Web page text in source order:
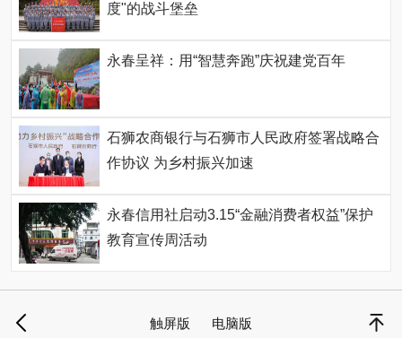
度"的战斗堡垒
永春呈祥：用“智慧奔跑”庆祝建党百年
石狮农商银行与石狮市人民政府签署战略合
作协议 为乡村振兴加速
永春信用社启动3.15“金融消费者权益”保护
教育宣传周活动
触屏版 电脑版